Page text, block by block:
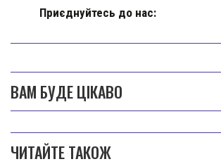
Приєднуйтесь до нас:
ВАМ БУДЕ ЦІКАВО
ЧИТАЙТЕ ТАКОЖ